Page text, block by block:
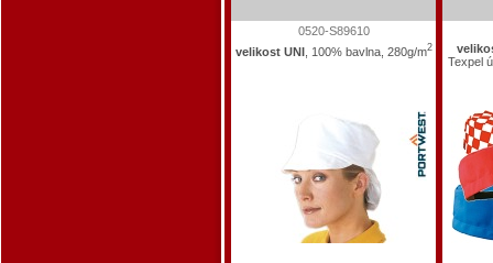
0520-S89610
velikost UNI, 100% bavlna, 280g/m2
Texpel